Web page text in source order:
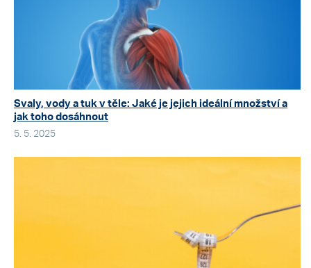
Svaly, vody a tuk v těle: Jaké je jejich ideální množství a
jak toho dosáhnout
5. 5. 2025